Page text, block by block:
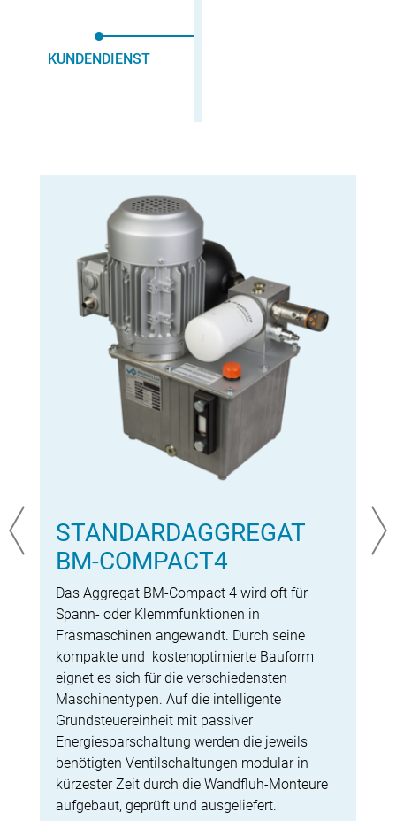
KUNDENDIENST
STANDARDAGGREGAT
BM-COMPACT4
Das Aggregat BM-Compact 4 wird oft für
Spann- oder Klemmfunktionen in
Fräsmaschinen angewandt. Durch seine
kompakte und kostenoptimierte Bauform
eignet es sich für die verschiedensten
Maschinentypen. Auf die intelligente
Grundsteuereinheit mit passiver
Energiesparschaltung werden die jeweils
benötigten Ventilschaltungen modular in
kürzester Zeit durch die Wandfluh-Monteure
aufgebaut, geprüft und ausgeliefert.
Vorherige